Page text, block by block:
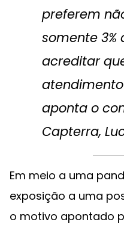
preferem
somente
acreditar
atendimento
aponta o
Capterra,
Em meio a uma
exposição a uma
o motivo apontado